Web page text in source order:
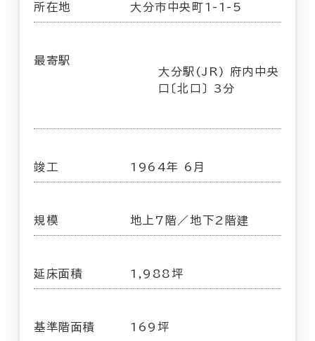
所在地 大分市中央町1-1-5
最寄駅
大分駅(JR) 府内中央
口〔北口〕 3分
竣工 1964年 6月
規模 地上7階／地下2階建
延床面積 1,988坪
基準階面積 169坪